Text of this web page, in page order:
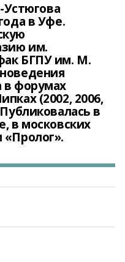
в Уфе.
им.
БГПУ им. М.
в форумах
(2002, 2006,
в
в московских